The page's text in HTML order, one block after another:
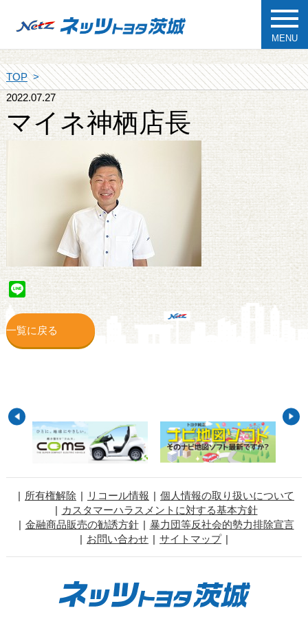
MENU
TOP
2022.07.27
マイネ神栖店長
Line
一覧に戻る
所有権解除 リコール情報
個人情報の取り扱いについて
カスタマーハラスメントに対する基本方針
金融商品販売の勧誘方針
暴力団等反社会的勢力排除宣言
お問い合わせ
サイトマップ